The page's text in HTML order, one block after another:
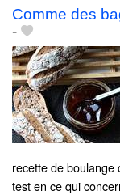
Comme des
-
recette de boulange
test en ce qui